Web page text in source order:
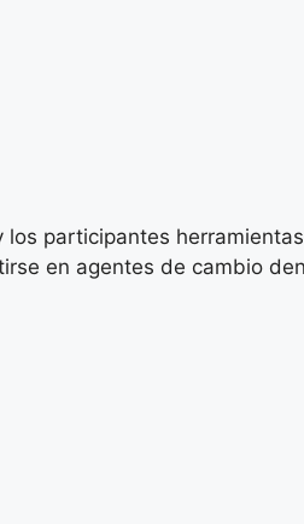
los participantes herramientas
en agentes de cambio